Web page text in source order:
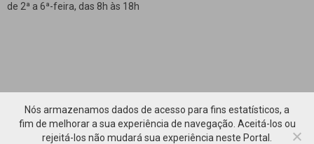
de 2ª a 6ª-feira, das 8h às 18h
Nós armazenamos dados de acesso para fins estatísticos, a
fim de melhorar a sua experiência de navegação. Aceitá-los ou
rejeitá-los não mudará sua experiência neste Portal.